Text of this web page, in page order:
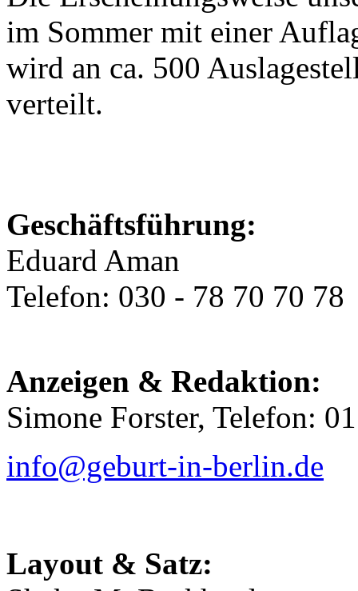
im Sommer mit einer
wird an ca. 500
verteilt.
Geschäftsführung:
Eduard Aman
Telefon: 030 - 78 70 70 78
Anzeigen & Redaktion:
Simone Forster, Telefon:
info@geburt-in-berlin.de
Layout & Satz: